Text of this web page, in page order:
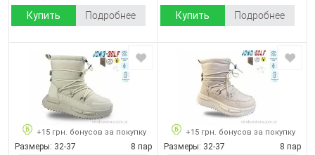
Купить Подробнее Купить Подробнее
+15 грн. бонусов за покупку
Размеры: 32-37 8 пар
+15 грн. бонусов за покупку
Размеры: 32-37 8 пар